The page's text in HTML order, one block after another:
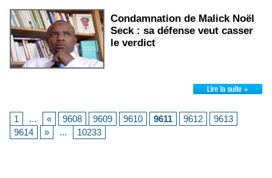
Condamnation de Malick Noël
Seck : sa défense veut casser
le verdict
1 ... « 9608 9609 9610 9611 9612
9613
9614
» ... 10233